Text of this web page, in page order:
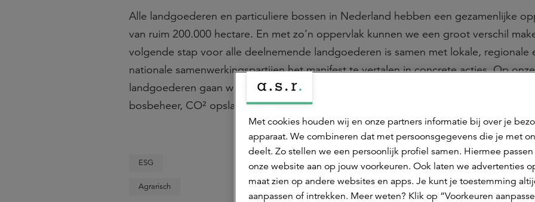
Alle landgoederen en particuliere bossen in Nederland hebben een gezamenlijke
van ruim 200.000 hectare. En met zo’n oppervlak kunnen we een groot verschil
volgende stap voor alle deelnemende landgoederen is samen met lokale, regionale
nationale samenwerkingspartijen het manifest te vertalen in concrete acties. Op onze
landgoederen gaan we (extra) prioriteit geven aan maatregelen op het gebied van
bosbeheer, CO² opslag, waterbeheer, biodiversiteit en gezonde bodem.
ESG
Agrarisch
Met cookies houden wij en onze partners informatie bij over je
apparaat. We combineren dat met persoonsgegevens die je met
deelt. Zo stellen we een persoonlijk profiel samen. Hiermee
onze website aan op jouw voorkeuren. Ook laten we advertenties
maat zien op andere websites en apps. Je kunt je toestemming
aanpassen of intrekken. Meer weten? Klik op “Voorkeuren